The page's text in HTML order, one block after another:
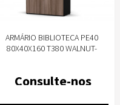
ARMÁRIO BIBLIOTECA PE40
80X40X160 T380 WALNUT-
Consulte-nos